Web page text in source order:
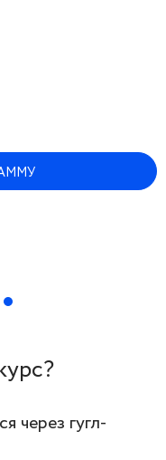
через гугл-